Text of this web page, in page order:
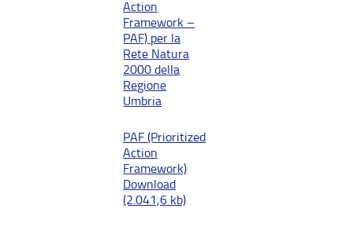
Action
Framework –
PAF) per la
Rete Natura
2000 della
Regione
Umbria
PAF (Prioritized
Action
Framework)
Download
(2.041,6 kb)